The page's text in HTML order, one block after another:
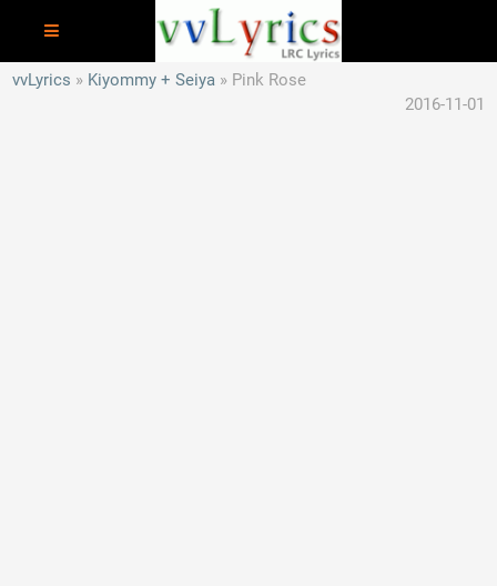
vvLyrics Kiyommy + Seiya
Pink Rose
2016-11-01